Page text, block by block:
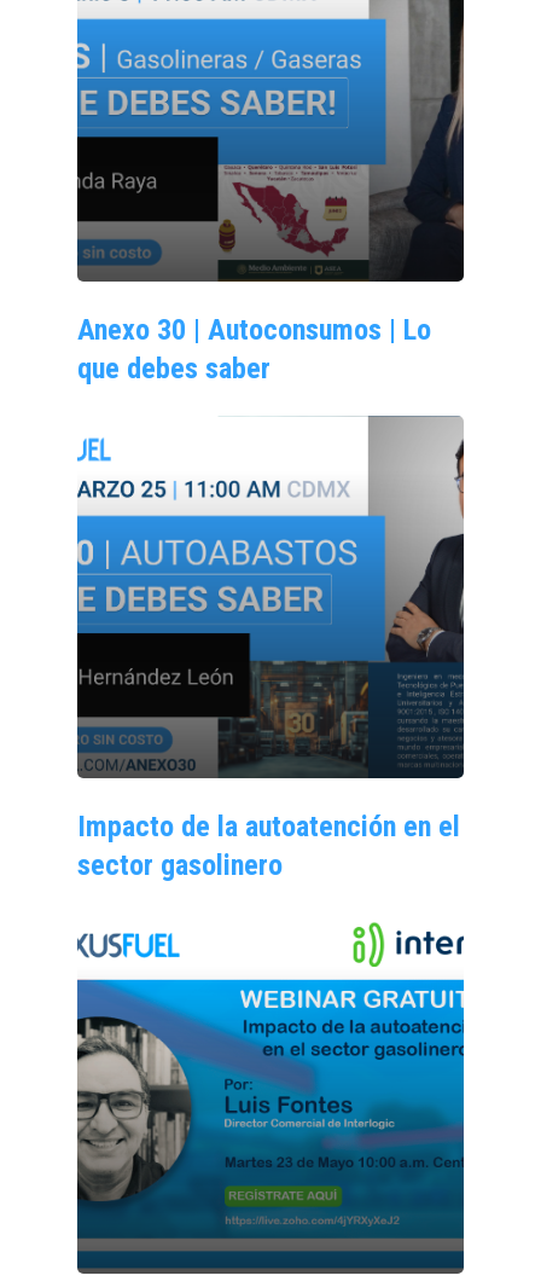
Anexo 30 | Autoconsumos | Lo
que debes saber
Impacto de la autoatención en el
sector gasolinero